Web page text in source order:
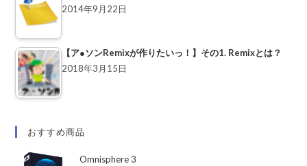
2014年9月22日
【ア●ソンRemixが作りたいっ！】その1. Remixとは？
2018年3月15日
おすすめ商品
Omnisphere 3